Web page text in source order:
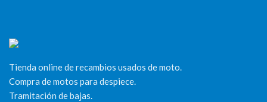
Tienda online de recambios usados de moto.
Compra de motos para despiece.
Tramitación de bajas.